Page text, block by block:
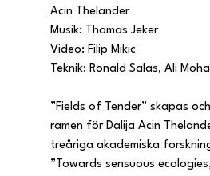
Acin Thelander
Musik: Thomas Jeker
Video: Filip Mikic
Teknik: Ronald Salas, Ali
”Fields of Tender” skapas
ramen för Dalija Acin
treåriga akademiska
”Towards sensuous